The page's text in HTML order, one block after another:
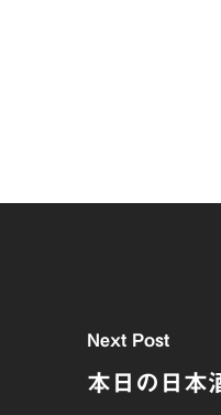
Next Post
本日の日本